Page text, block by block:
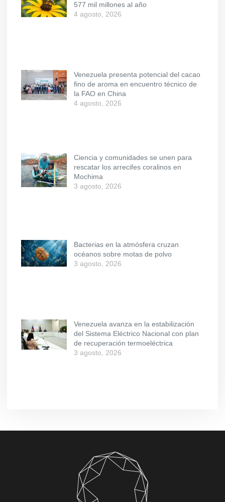
577 mil millones al año
4 agosto, 2026
Venezuela presenta potencial del cacao
fino de aroma en encuentro técnico de
la FAO en China
4 agosto, 2026
Ciencia y comunidades se unen para
rescatar los arrecifes coralinos en
Mochima
3 agosto, 2026
Bacterias en la atmósfera cruzan
océanos sobre motas de polvo
3 agosto, 2026
Venezuela avanza en la estabilización
del Sistema Eléctrico Nacional con plan
de recuperación termoeléctrica
3 agosto, 2026